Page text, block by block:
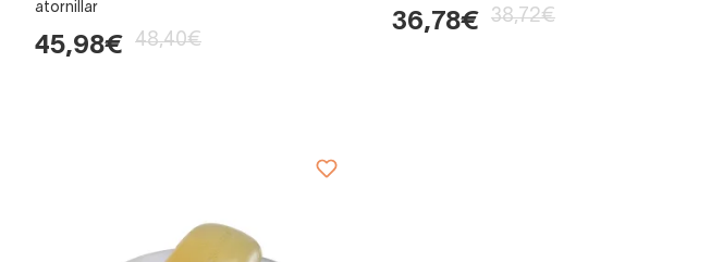
atornillar
45,98€ 48,40€
36,78€ 38,72€